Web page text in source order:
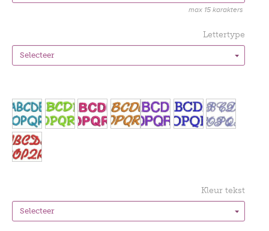
max 15 karakters
Lettertype
Kleur tekst